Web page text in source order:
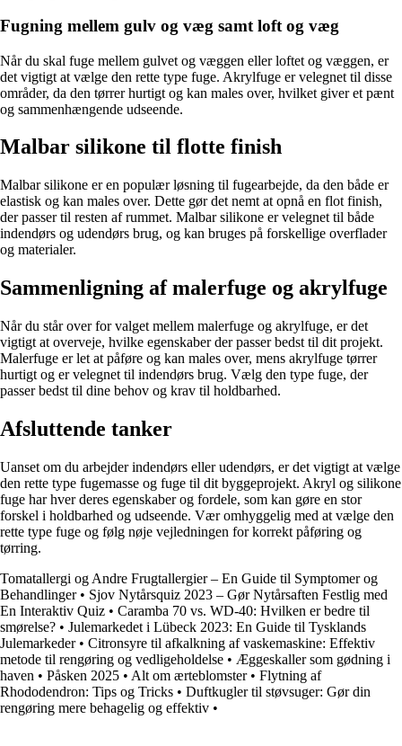
Fugning mellem gulv og væg samt loft og væg
Når du skal fuge mellem gulvet og væggen eller loftet og væggen, er
det vigtigt at vælge den rette type fuge. Akrylfuge er velegnet til disse
områder, da den tørrer hurtigt og kan males over, hvilket giver et pænt
og sammenhængende udseende.
Malbar silikone til flotte finish
Malbar silikone er en populær løsning til fugearbejde, da den både er
elastisk og kan males over. Dette gør det nemt at opnå en flot finish,
der passer til resten af rummet. Malbar silikone er velegnet til både
indendørs og udendørs brug, og kan bruges på forskellige overflader
og materialer.
Sammenligning af malerfuge og akrylfuge
Når du står over for valget mellem malerfuge og akrylfuge, er det
vigtigt at overveje, hvilke egenskaber der passer bedst til dit projekt.
Malerfuge er let at påføre og kan males over, mens akrylfuge tørrer
hurtigt og er velegnet til indendørs brug. Vælg den type fuge, der
passer bedst til dine behov og krav til holdbarhed.
Afsluttende tanker
Uanset om du arbejder indendørs eller udendørs, er det vigtigt at vælge
den rette type fugemasse og fuge til dit byggeprojekt. Akryl og silikone
fuge har hver deres egenskaber og fordele, som kan gøre en stor
forskel i holdbarhed og udseende. Vær omhyggelig med at vælge den
rette type fuge og følg nøje vejledningen for korrekt påføring og
tørring.
Tomatallergi og Andre Frugtallergier – En Guide til Symptomer og
Behandlinger• Sjov Nytårsquiz 2023 – Gør Nytårsaften Festlig med
En Interaktiv Quiz • Caramba 70 vs. WD-40: Hvilken er bedre til
smørelse? • Julemarkedet i Lübeck 2023: En Guide til Tysklands
Julemarkeder• Citronsyre til afkalkning af vaskemaskine: Effektiv
metode til rengøring og vedligeholdelse • Æggeskaller som gødning i
haven • Påsken 2025 • Alt om ærteblomster• Flytning af
Rhododendron: Tips og Tricks • Duftkugler til støvsuger: Gør din
rengøring mere behagelig og effektiv •